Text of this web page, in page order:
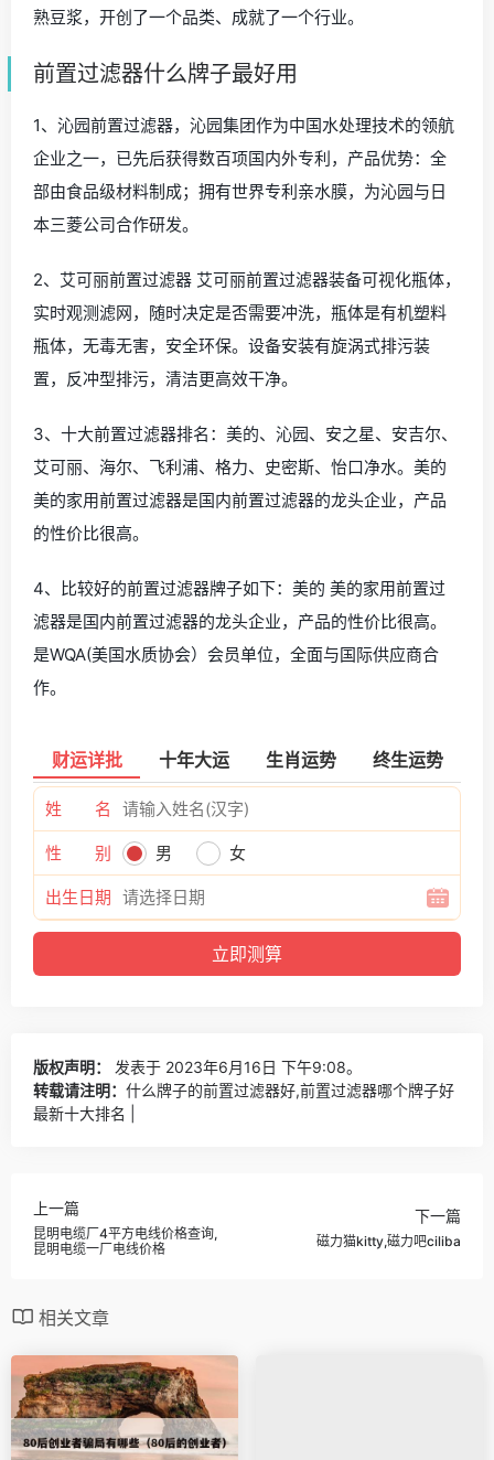
熟豆浆，开创了一个品类、成就了一个行业。
前置过滤器什么牌子最好用
1、沁园前置过滤器，沁园集团作为中国水处理技术的领航
企业之一，已先后获得数百项国内外专利，产品优势：全
部由食品级材料制成；拥有世界专利亲水膜，为沁园与日
本三菱公司合作研发。
2、艾可丽前置过滤器 艾可丽前置过滤器装备可视化瓶体，
实时观测滤网，随时决定是否需要冲洗，瓶体是有机塑料
瓶体，无毒无害，安全环保。设备安装有旋涡式排污装
置，反冲型排污，清洁更高效干净。
3、十大前置过滤器排名：美的、沁园、安之星、安吉尔、
艾可丽、海尔、飞利浦、格力、史密斯、怡口净水。美的
美的家用前置过滤器是国内前置过滤器的龙头企业，产品
的性价比很高。
4、比较好的前置过滤器牌子如下：美的 美的家用前置过
滤器是国内前置过滤器的龙头企业，产品的性价比很高。
是WQA(美国水质协会）会员单位，全面与国际供应商合
作。
财运详批 十年大运 生肖运势 终生运势
姓 名
性 别 男 女
出生日期
版权声明：
发表于 2023年6月16日 下午9:08。
转载请注明： 什么牌子的前置过滤器好,前置过滤器哪个牌子好
最新十大排名 |
上一篇
昆明电缆厂4平方电线价格查询,
昆明电缆一厂电线价格
下一篇
磁力猫kitty,磁力吧ciliba
相关文章